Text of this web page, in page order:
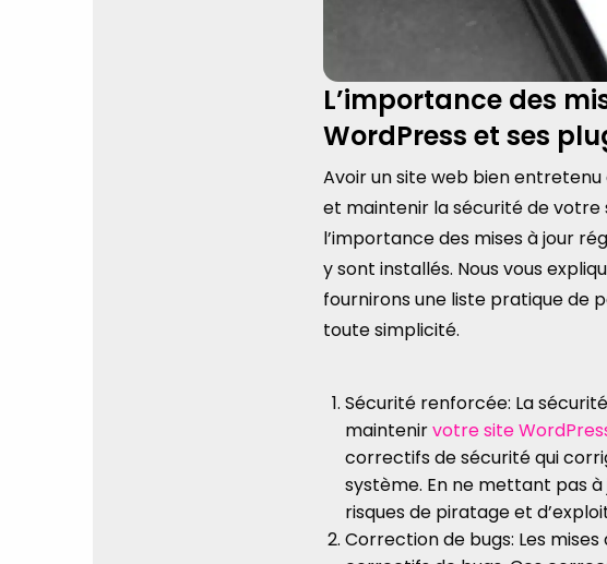
L’importance des
WordPress et ses
Avoir un site web bien
et maintenir la sécurité de votre
l’importance des mises à jour
y sont installés. Nous vous
fournirons une liste pratique de
toute simplicité.
Sécurité renforcée: La
maintenirvotre site
correctifs de sécurité qui
système. En ne mettant pas
risques de piratage et
Correction de bugs: Les